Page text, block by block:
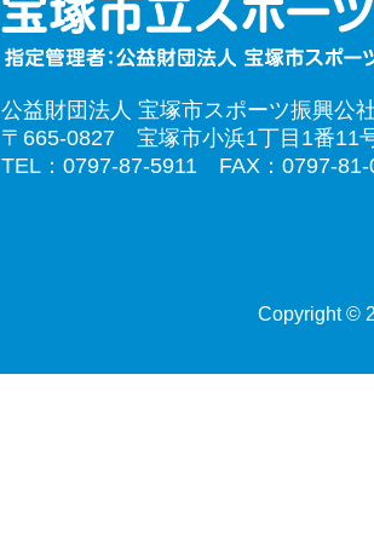
公益財団法人 宝塚市スポーツ振興公
〒665-0827 宝塚市小浜1丁目1番11
TEL：0797-87-5911 FAX：0797-81-
Copyright ©